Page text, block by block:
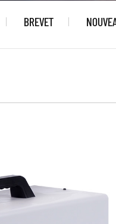
BREVET